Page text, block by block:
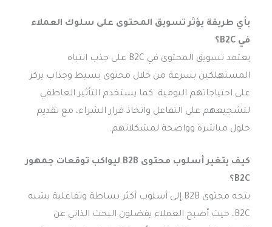
بأي طريقة يؤثر تسويق المحتوى على سلوك العملاء
في B2C؟
يعتمد تسويق المحتوى في B2C على جذب انتباه
المستهلكين بسرعة من خلال محتوى بسيط وجذاب يركز
على احتياجاتهم اليومية. كما يستخدم التأثير العاطفي
لتشجيعهم على التفاعل واتخاذ قرار الشراء، مع تقديم
حلول مباشرة وواضحة لمشكلاتهم.
كيف يتغير أسلوب محتوى B2B ليواكب توقعات جمهور
B2C؟
يتجه محتوى B2B إلى أسلوب أكثر بساطة وتفاعلية يشبه
B2C، حيث أصبح العملاء يفضلون البحث الذاتي عن